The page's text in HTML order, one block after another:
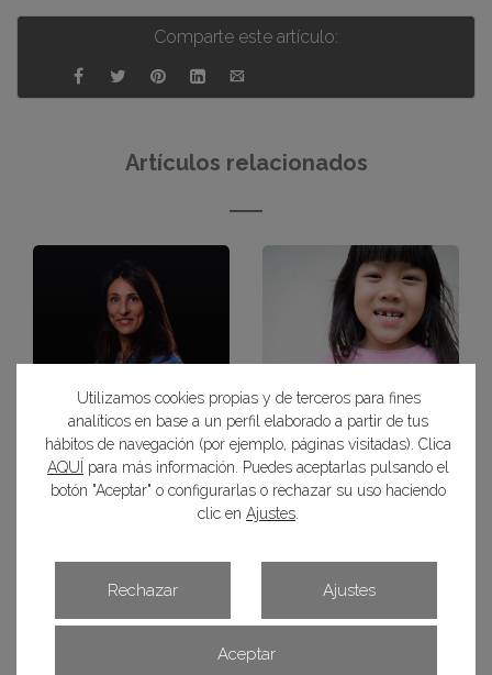
Comparte este artículo:
Artículos relacionados
Conoce mejor a Núria
Cómo hacer frente a un
traumatismo dental
Conoce mejor a Juani
Utilizamos cookies propias y de terceros para fines
analíticos en base a un perfil elaborado a partir de tus
hábitos de navegación (por ejemplo, páginas visitadas). Clica
AQUÍ para más información. Puedes aceptarlas pulsando el
botón "Aceptar" o configurarlas o rechazar su uso haciendo
clic en Ajustes
Aceptar
Rechazar Ajustes